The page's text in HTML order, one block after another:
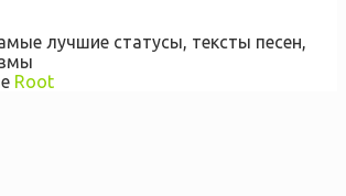
лучшие статусы, тексты песен,
Root